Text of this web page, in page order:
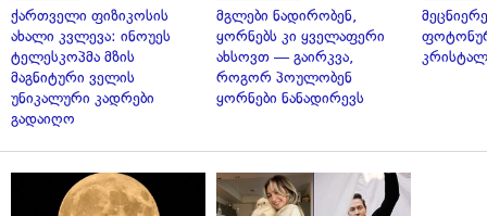
ქართველი ფიზიკოსის
ახალი კვლევა: ინოუეს
ტელესკოპმა მზის
მაგნიტური ველის
უნიკალური კადრები
გადაიღო
მგლები ნადირობენ,
ყორნებს კი ყველაფერი
ახსოვთ — გაირკვა,
როგორ პოულობენ
ყორნები ნანადირევს